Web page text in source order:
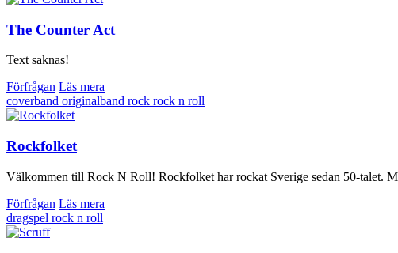
The Counter Act
Text saknas!
Förfrågan Läs mera
coverband originalband rock rock n roll
Rockfolket
Välkommen till Rock N Roll! Rockfolket har rockat Sverige sedan 50-talet.
Förfrågan Läs mera
dragspel rock n roll